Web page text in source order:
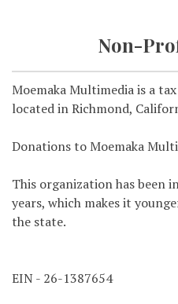
Non-
Moemaka Multimedia is a
located in Richmond,
Donations to Moemaka
This organization has been
years, which makes it
the state.
EIN - 26-1387654